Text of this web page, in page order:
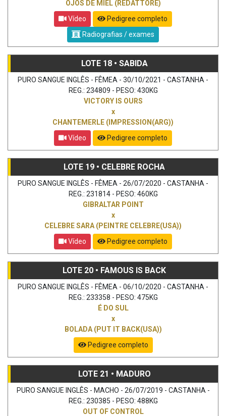
OJOS DE MIEL (REDATTORE)
Vídeo
Pedigree completo
Radiografias / exames
LOTE 18 • SABIDA
PURO SANGUE INGLÊS - FÊMEA - 30/10/2021 - CASTANHA -
REG.: 234809 - PESO: 430KG
VICTORY IS OURS
x
CHANTEMERLE (IMPRESSION(ARG))
Vídeo
Pedigree completo
LOTE 19 • CELEBRE ROCHA
PURO SANGUE INGLÊS - FÊMEA - 26/07/2020 - CASTANHA -
REG.: 231814 - PESO: 460KG
GIBRALTAR POINT
x
CELEBRE SARA (PEINTRE CELEBRE(USA))
Vídeo
Pedigree completo
LOTE 20 • FAMOUS IS BACK
PURO SANGUE INGLÊS - FÊMEA - 06/10/2020 - CASTANHA -
REG.: 233358 - PESO: 475KG
É DO SUL
x
BOLADA (PUT IT BACK(USA))
Pedigree completo
LOTE 21 • MADURO
PURO SANGUE INGLÊS - MACHO - 26/07/2019 - CASTANHA -
REG.: 230385 - PESO: 488KG
OUT OF CONTROL